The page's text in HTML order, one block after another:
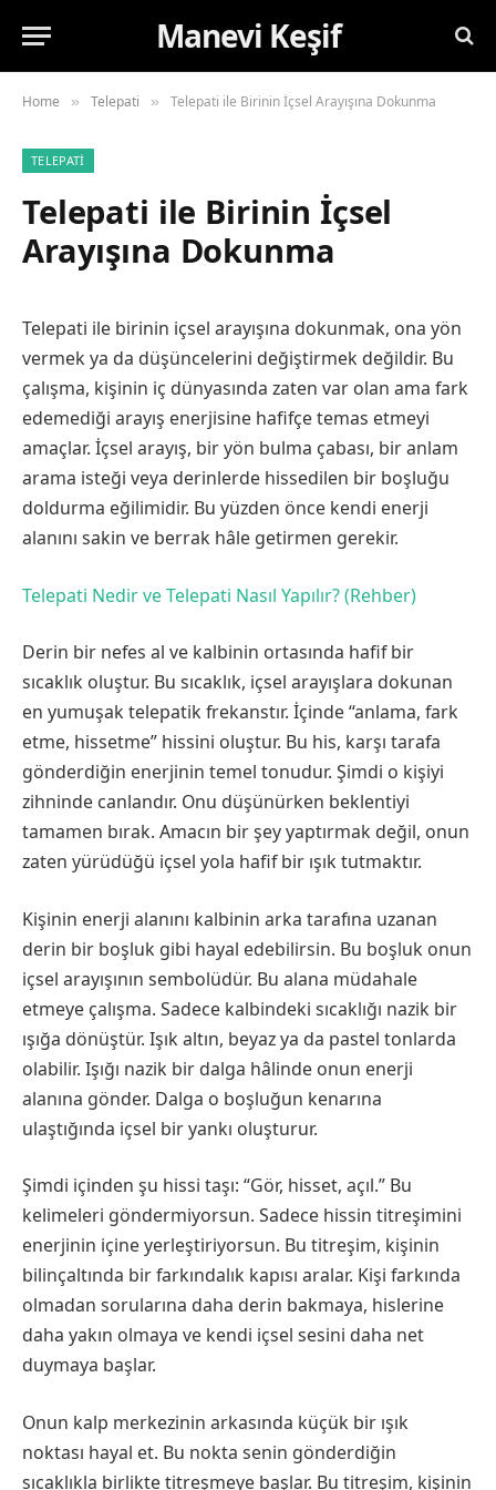
Manevi Keşif
Home » Telepati » Telepati ile Birinin İçsel Arayışına Dokunma
TELEPATI
Telepati ile Birinin İçsel
Arayışına Dokunma
Telepati ile birinin içsel arayışına dokunmak, ona yön
vermek ya da düşüncelerini değiştirmek değildir. Bu
çalışma, kişinin iç dünyasında zaten var olan ama fark
edemediği arayış enerjisine hafifçe temas etmeyi
amaçlar. İçsel arayış, bir yön bulma çabası, bir anlam
arama isteği veya derinlerde hissedilen bir boşluğu
doldurma eğilimidir. Bu yüzden önce kendi enerji
alanını sakin ve berrak hâle getirmen gerekir.
Telepati Nedir ve Telepati Nasıl Yapılır? (Rehber)
Derin bir nefes al ve kalbinin ortasında hafif bir
sıcaklık oluştur. Bu sıcaklık, içsel arayışlara dokunan
en yumuşak telepatik frekanstır. İçinde “anlama, fark
etme, hissetme” hissini oluştur. Bu his, karşı tarafa
gönderdiğin enerjinin temel tonudur. Şimdi o kişiyi
zihninde canlandır. Onu düşünürken beklentiyi
tamamen bırak. Amacın bir şey yaptırmak değil, onun
zaten yürüdüğü içsel yola hafif bir ışık tutmaktır.
Kişinin enerji alanını kalbinin arka tarafına uzanan
derin bir boşluk gibi hayal edebilirsin. Bu boşluk onun
içsel arayışının sembolüdür. Bu alana müdahale
etmeye çalışma. Sadece kalbindeki sıcaklığı nazik bir
ışığa dönüştür. Işık altın, beyaz ya da pastel tonlarda
olabilir. Işığı nazik bir dalga hâlinde onun enerji
alanına gönder. Dalga o boşluğun kenarına
ulaştığında içsel bir yankı oluşturur.
Şimdi içinden şu hissi taşı: “Gör, hisset, açıl.” Bu
kelimeleri göndermiyorsun. Sadece hissin titreşimini
enerjinin içine yerleştiriyorsun. Bu titreşim, kişinin
bilinçaltında bir farkındalık kapısı aralar. Kişi farkında
olmadan sorularına daha derin bakmaya, hislerine
daha yakın olmaya ve kendi içsel sesini daha net
duymaya başlar.
Onun kalp merkezinin arkasında küçük bir ışık
noktası hayal et. Bu nokta senin gönderdiğin
sıcaklıkla birlikte titreşmeye başlar. Bu titreşim, kişinin